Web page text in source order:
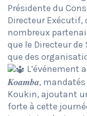
Présidente du
Directeur Exécutif,
nombreux
que le Directeur de
que des
L’événement
𝑲𝒐𝒂𝒎𝒃𝒂, mandatés
Koukin, ajoutant
forte à cette